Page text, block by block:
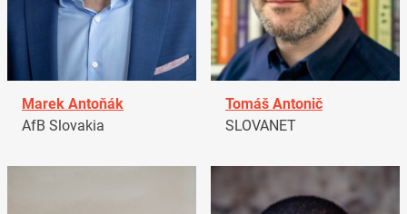
Marek Antoňák
AfB Slovakia
Tomáš Antonič
SLOVANET